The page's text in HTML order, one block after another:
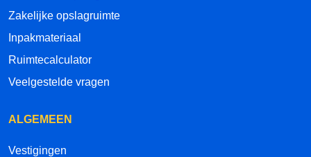
Zakelijke opslagruimte
Inpakmateriaal
Ruimtecalculator
Veelgestelde vragen
ALGEMEEN
Vestigingen